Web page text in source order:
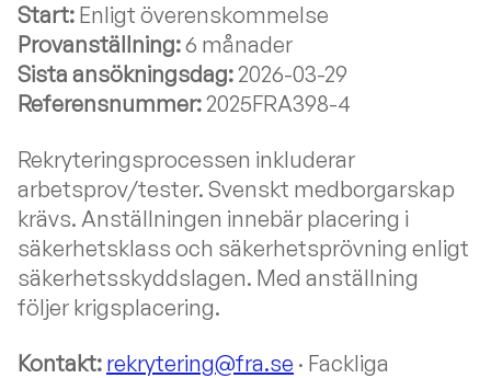
Start: Enligt överenskommelse
Provanställning:6 månader
Sista ansökningsdag:2026-03-29
Referensnummer:2025FRA398-4
Rekryteringsprocessen inkluderar
arbetsprov/tester. Svenskt medborgarskap
krävs. Anställningen innebär placering i
säkerhetsklass och säkerhetsprövning enligt
säkerhetsskyddslagen. Med anställning
följer krigsplacering.
Kontakt: rekrytering@fra.se · Fackliga